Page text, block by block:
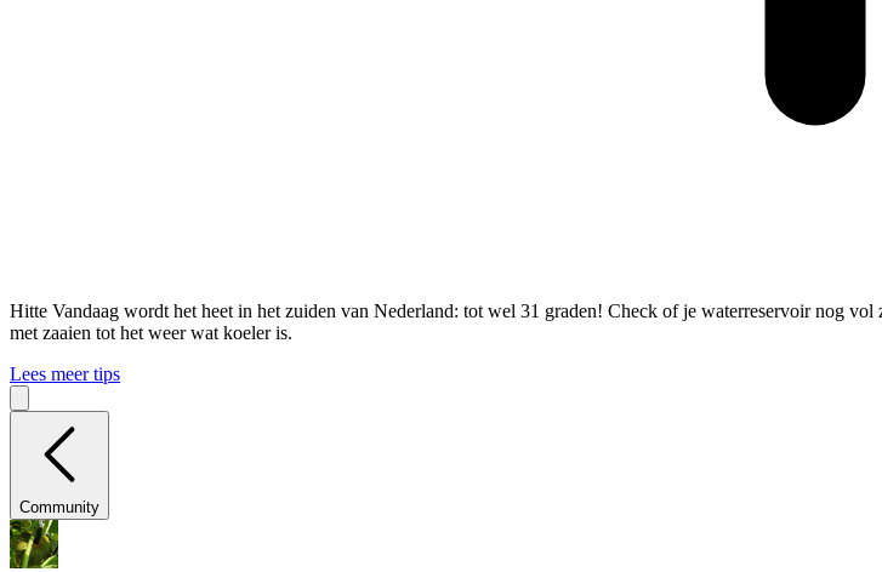
Hitte Vandaag wordt het heet in het zuiden van Nederland: tot wel 31 graden! Check of je waterreservoir nog
met zaaien tot het weer wat koeler is.
Lees meer tips
Community